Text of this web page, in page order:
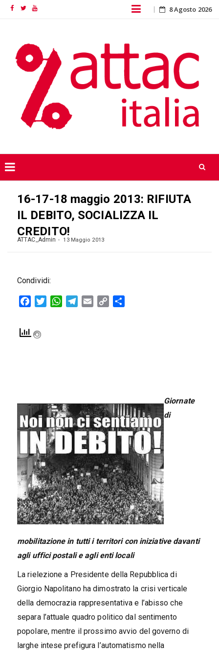
FacebookTwitterYouTube Skip
content
8 Agosto 2026
16-17-18 maggio 2013: RIFIUTA
IL DEBITO, SOCIALIZZA IL
CREDITO!
ATTAC_Admin 13 Maggio 2013
Condividi:
FacebookTwitterWhatsAppTelegram
Email
Copy
Giornate
di
mobilitazione in tutti i territori con iniziative davanti
agli uffici postali e agli enti locali
La rielezione a Presidente della Repubblica di
Giorgio Napolitano ha dimostrato la crisi verticale
della democrazia rappresentativa e l’abisso che
separa l’attuale quadro politico dal sentimento
popolare, mentre il prossimo avvio del governo di
larghe intese prefigura l’automatismo nella